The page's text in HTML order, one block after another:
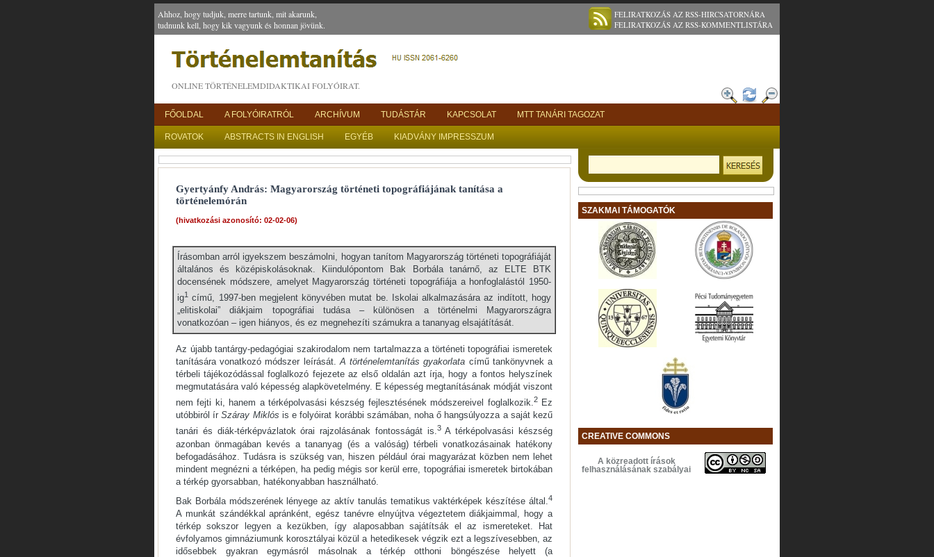
Ahhoz, hogy tudjuk, merre tartunk, mit akarunk,
tudnunk kell, hogy kik vagyunk és honnan jövünk.
FELIRATKOZÁS AZ RSS-HIRCSATORNÁRA
FELIRATKOZÁS AZ RSS-KOMMENTLISTÁRA
ONLINE TÖRTÉNELEMDIDAKTIKAI FOLYÓIRAT.
FŐOLDAL A FOLYÓIRATRÓL ARCHÍVUM TUDÁSTÁR KAPCSOLAT MTT TANÁRI TAGOZAT
ROVATOK ABSTRACTS IN ENGLISH EGYÉB KIADVÁNY IMPRESSZUM
Gyertyánfy András: Magyarország történeti topográfiájának tanítása a
történelemórán
(hivatkozási azonosító: 02-02-06)
Írásomban arról igyekszem beszámolni, hogyan tanítom Magyarország történeti topográfiáját
általános és középiskolásoknak. Kiindulópontom Bak Borbála tanárnő, az ELTE BTK
docensének módszere, amelyet Magyarország történeti topográfiája a honfoglalástól 1950-
ig1 című, 1997-ben megjelent könyvében mutat be. Iskolai alkalmazására az indított, hogy
„elitiskolai” diákjaim topográfiai tudása – különösen a történelmi Magyarországra
vonatkozóan – igen hiányos, és ez megnehezíti számukra a tananyag elsajátítását.
Az újabb tantárgy-pedagógiai szakirodalom nem tartalmazza a történeti topográfiai ismeretek
tanítására vonatkozó módszer leírását.A történelemtanítás gyakorlata című tankönyvnek a
térbeli tájékozódással foglalkozó fejezete az első oldalán azt írja, hogy a fontos helyszínek
megmutatására való képesség alapkövetelmény. E képesség megtanításának módját viszont
nem fejti ki, hanem a térképolvasási készség fejlesztésének módszereivel foglalkozik.2Ez
utóbbiról írSzáray Miklós is e folyóirat korábbi számában, noha ő hangsúlyozza a saját kezű
tanári és diák-térképvázlatok órai rajzolásának fontosságát is.3A térképolvasási készség
azonban önmagában kevés a tananyag (és a valóság) térbeli vonatkozásainak hatékony
befogadásához. Tudásra is szükség van, hiszen például órai magyarázat közben nem lehet
mindent megnézni a térképen, ha pedig mégis sor kerül erre, topográfiai ismeretek birtokában
a térkép gyorsabban, hatékonyabban használható.
Bak Borbála módszerének lényege az aktív tanulás tematikus vaktérképek készítése által. 4
A munkát szándékkal apránként, egész tanévre elnyújtva végeztetem diákjaimmal, hogy a
térkép sokszor legyen a kezükben, így alaposabban sajátítsák el az ismereteket. Hat
évfolyamos gimnáziumunk korosztályai közül a hetedikesek végzik ezt a legszívesebben, az
idősebbek gyakran egymásról másolnak a térkép otthoni böngészése helyett (a
SZAKMAI TÁMOGATÓK
CREATIVE COMMONS
A közreadott írások
felhasználásának szabályai